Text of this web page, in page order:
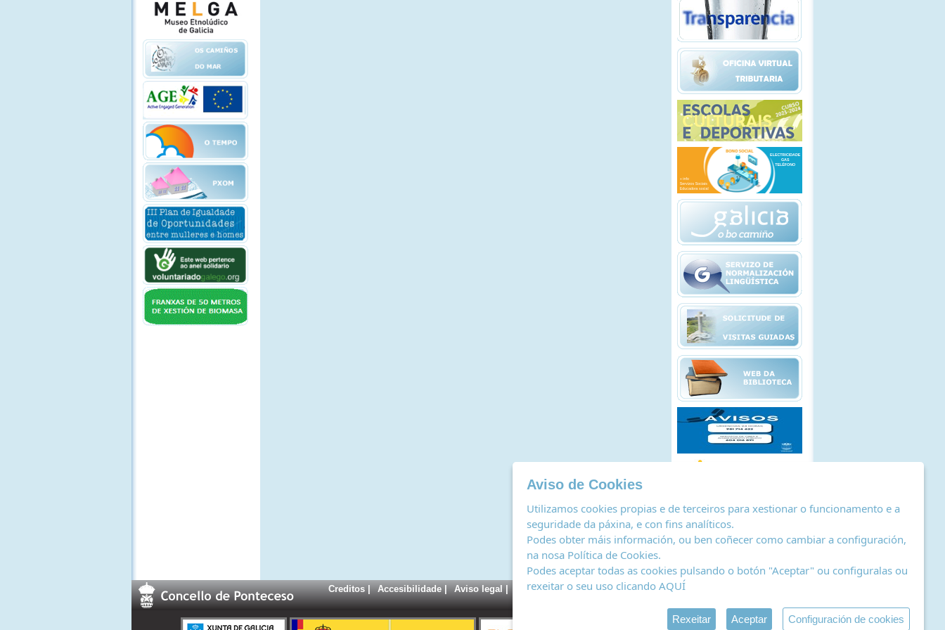
Creditos| Accesibilidade| Aviso legal| Política de cookies| Rexistro de actividades de tratamento
Aviso de Cookies
Utilizamos cookies propias e de terceiros para xestionar o funcionamento e a
seguridade da páxina, e con fins analíticos.
Podes obter máis información, ou ben coñecer como cambiar a configuración,
na nosa Política de Cookies.
Podes aceptar todas as cookies pulsando o botón "Aceptar" ou configuralas ou
rexeitar o seu uso clicando AQUÍ
Rexeitar Aceptar Configuración de cookies